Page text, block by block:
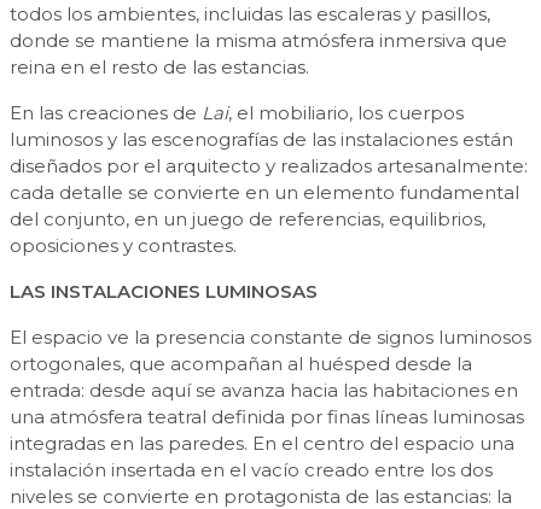
todos los ambientes, incluidas las escaleras y pasillos,
donde se mantiene la misma atmósfera inmersiva que
reina en el resto de las estancias.
En las creaciones de Lai, el mobiliario, los cuerpos
luminosos y las escenografías de las instalaciones están
diseñados por el arquitecto y realizados artesanalmente:
cada detalle se convierte en un elemento fundamental
del conjunto, en un juego de referencias, equilibrios,
oposiciones y contrastes.
LAS INSTALACIONES LUMINOSAS
El espacio ve la presencia constante de signos luminosos
ortogonales, que acompañan al huésped desde la
entrada: desde aquí se avanza hacia las habitaciones en
una atmósfera teatral definida por finas líneas luminosas
integradas en las paredes. En el centro del espacio una
instalación insertada en el vacío creado entre los dos
niveles se convierte en protagonista de las estancias: la